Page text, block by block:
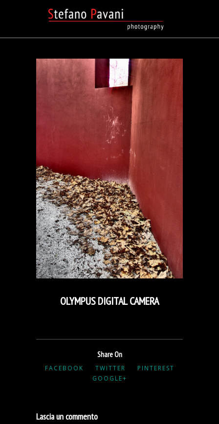
OLYMPUS DIGITAL CAMERA
Share On
FACEBOOK TWITTER
PINTEREST
GOOGLE+
Lascia un commento